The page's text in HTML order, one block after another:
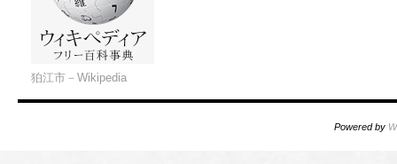
狛江市－Wikipedia
Powered by